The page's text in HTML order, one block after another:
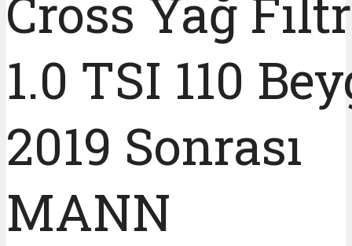
Cross Yağ
1.0 TSI 110
2019 Sonrası
MANN